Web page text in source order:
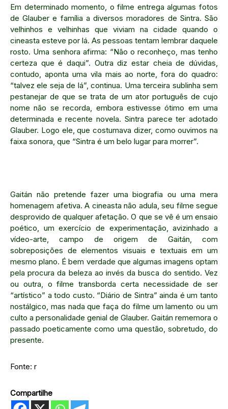
Em determinado momento, o filme entrega algumas fotos
de Glauber e família a diversos moradores de Sintra. São
velhinhos e velhinhas que viviam na cidade quando o
cineasta esteve por lá. As pessoas tentam lembrar daquele
rosto. Uma senhora afirma: “Não o reconheço, mas tenho
certeza que é daqui”. Outra diz estar cheia de dúvidas,
contudo, aponta uma vila mais ao norte, fora do quadro:
“talvez ele seja de lá”, continua. Uma terceira sublinha sem
pestanejar de que se trata de um ator português de cujo
nome não se recorda, embora estivesse ótimo em uma
determinada e recente novela. Sintra parece ter adotado
Glauber. Logo ele, que costumava dizer, como ouvimos na
faixa sonora, que “Sintra é um belo lugar para morrer”.
Gaitán não pretende fazer uma biografia ou uma mera
homenagem afetiva. A cineasta não adula, seu filme segue
desprovido de qualquer afetação. O que se vê é um ensaio
poético, um exercício de experimentação, avizinhado a
vídeo-arte, campo de origem de Gaitán, com
sobreposições de elementos visuais e textuais em um
mesmo plano. É bem verdade que algumas imagens optam
pela procura da beleza ao invés da busca do sentido. Vez
ou outra, o filme transborda certa necessidade de ser
“artístico” a todo custo. “Diário de Sintra” ainda é um tanto
nostálgico, mas nada que faça do filme um lamento ou um
culto a personalidade genial de Glauber. Gaitán rememora o
passado poeticamente como uma questão, sobretudo, do
presente.
Fonte: r
Compartilhe